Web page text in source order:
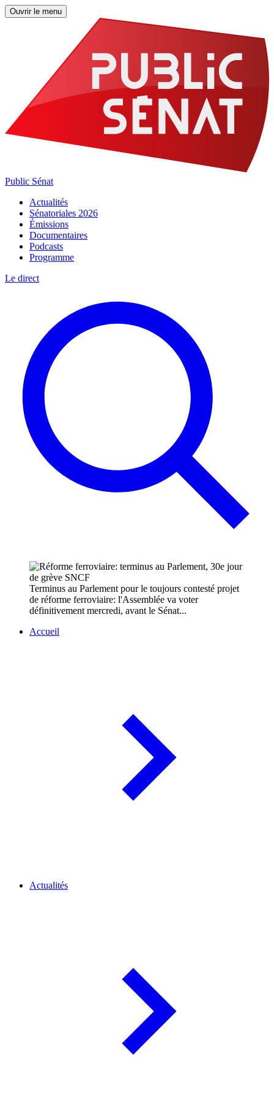
Ouvrir le menu
Public Sénat
Actualités
Sénatoriales 2026
Émissions
Documentaires
Podcasts
Programme
Le direct
Terminus au Parlement pour le toujours contesté projet
de réforme ferroviaire: l'Assemblée va voter
définitivement mercredi, avant le Sénat...
Accueil
Actualités